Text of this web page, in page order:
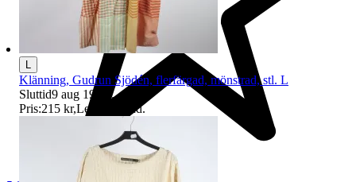
Klänning, Gudrun Sjödén, flerfärgad, mönstrad, stl. L
Sluttid9 aug 19:17 .
Pris:215 kr,Ledande bud.